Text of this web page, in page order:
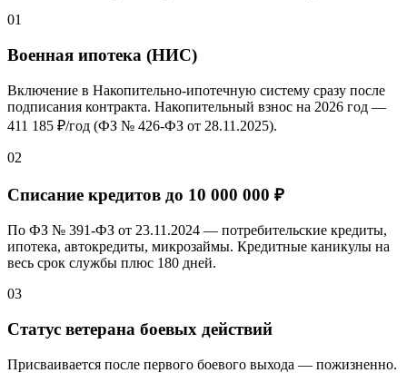
01
Военная ипотека (НИС)
Включение в Накопительно-ипотечную систему сразу после
подписания контракта. Накопительный взнос на 2026 год —
411 185 ₽/год (ФЗ № 426-ФЗ от 28.11.2025).
02
Списание кредитов до 10 000 000 ₽
По ФЗ № 391-ФЗ от 23.11.2024 — потребительские кредиты,
ипотека, автокредиты, микрозаймы. Кредитные каникулы на
весь срок службы плюс 180 дней.
03
Статус ветерана боевых действий
Присваивается после первого боевого выхода — пожизненно.